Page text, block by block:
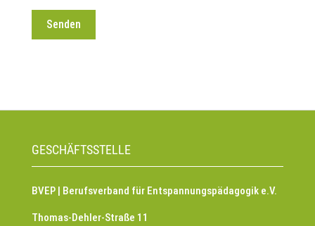
Senden
GESCHÄFTSSTELLE
BVEP | Berufsverband für Entspannungspädagogik e.V.
Thomas-Dehler-Straße 11